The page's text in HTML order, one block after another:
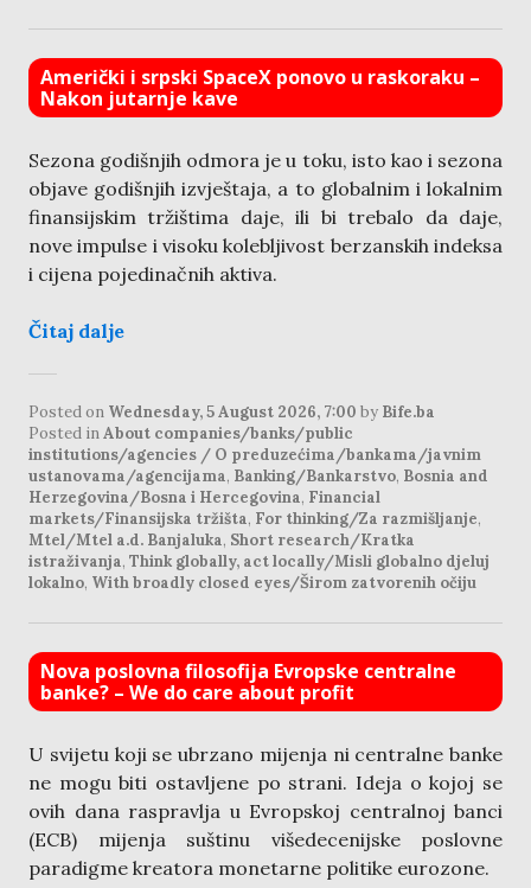
Američki i srpski SpaceX ponovo u raskoraku –
Nakon jutarnje kave
Sezona godišnjih odmora je u toku, isto kao i sezona
objave godišnjih izvještaja, a to globalnim i lokalnim
finansijskim tržištima daje, ili bi trebalo da daje,
nove impulse i visoku kolebljivost berzanskih indeksa
i cijena pojedinačnih aktiva.
Čitaj dalje
Posted on Wednesday, 5 August 2026, 7:00 by Bife.ba
Posted inAbout companies/banks/public
institutions/agencies / O preduzećima/bankama/javnim
ustanovama/agencijama, Banking/Bankarstvo, Bosnia and
Herzegovina/Bosna i Hercegovina, Financial
markets/Finansijska tržišta, For thinking/Za razmišljanje,
Mtel/Mtel a.d. Banjaluka, Short research/Kratka
istraživanja, Think globally, act locally/Misli globalno djeluj
lokalno, With broadly closed eyes/Širom zatvorenih očiju
Nova poslovna filosofija Evropske centralne
banke? – We do care about profit
U svijetu koji se ubrzano mijenja ni centralne banke
ne mogu biti ostavljene po strani. Ideja o kojoj se
ovih dana raspravlja u Evropskoj centralnoj banci
(ECB) mijenja suštinu višedecenijske poslovne
paradigme kreatora monetarne politike eurozone.